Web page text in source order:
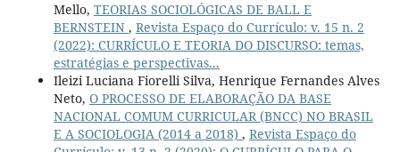
Mello, TEORIAS SOCIOLÓGICAS DE BALL E
BERNSTEIN , Revista Espaço do Currículo: v. 15 n. 2
(2022): CURRÍCULO E TEORIA DO DISCURSO: temas,
estratégias e perspectivas...
Ileizi Luciana Fiorelli Silva, Henrique Fernandes Alves
Neto, O PROCESSO DE ELABORAÇÃO DA BASE
NACIONAL COMUM CURRICULAR (BNCC) NO BRASIL
E A SOCIOLOGIA (2014 a 2018) , Revista Espaço do